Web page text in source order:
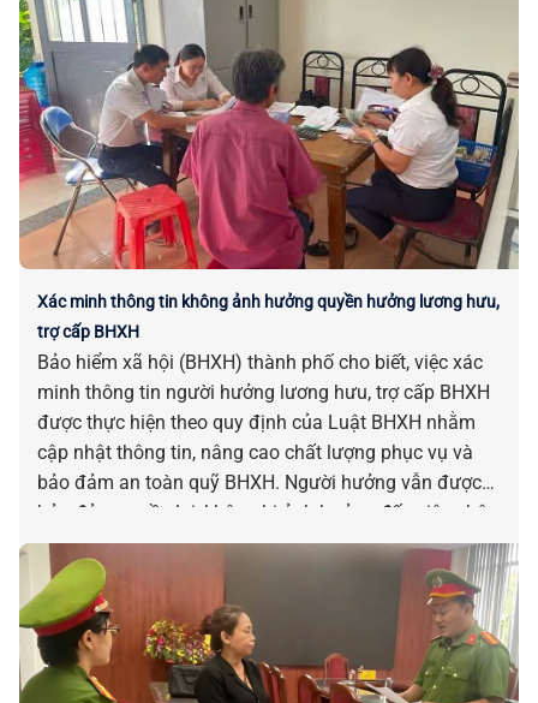
Xác minh thông tin không ảnh hưởng quyền hưởng lương hưu,
trợ cấp BHXH
Bảo hiểm xã hội (BHXH) thành phố cho biết, việc xác
minh thông tin người hưởng lương hưu, trợ cấp BHXH
được thực hiện theo quy định của Luật BHXH nhằm
cập nhật thông tin, nâng cao chất lượng phục vụ và
bảo đảm an toàn quỹ BHXH. Người hưởng vẫn được
bảo đảm quyền lợi, không bị ảnh hưởng đến việc nhận
lương hưu, trợ cấp nếu không thuộc các trường hợp
tạm dừng hưởng theo quy định.